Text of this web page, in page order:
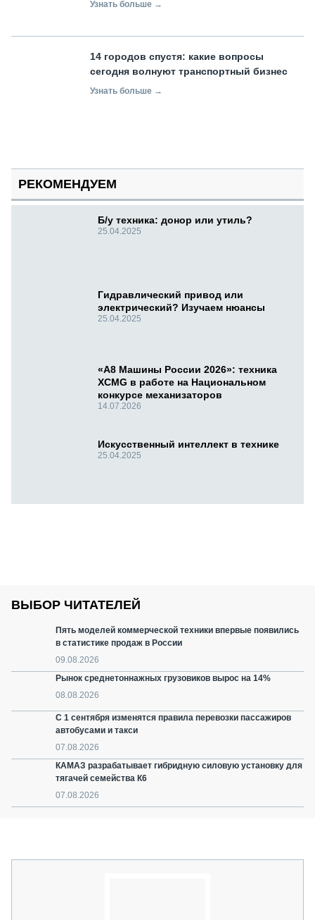
Узнать больше →
14 городов спустя: какие вопросы
сегодня волнуют транспортный бизнес
Узнать больше →
РЕКОМЕНДУЕМ
Б/у техника: донор или утиль?
25.04.2025
Гидравлический привод или
электрический? Изучаем нюансы
25.04.2025
«А8 Машины России 2026»: техника
XCMG в работе на Национальном
конкурсе механизаторов
14.07.2026
Искусственный интеллект в технике
25.04.2025
ВЫБОР ЧИТАТЕЛЕЙ
Пять моделей коммерческой техники впервые появились
в статистике продаж в России
09.08.2026
Рынок среднетоннажных грузовиков вырос на 14%
08.08.2026
С 1 сентября изменятся правила перевозки пассажиров
автобусами и такси
07.08.2026
КАМАЗ разрабатывает гибридную силовую установку для
тягачей семейства К6
07.08.2026